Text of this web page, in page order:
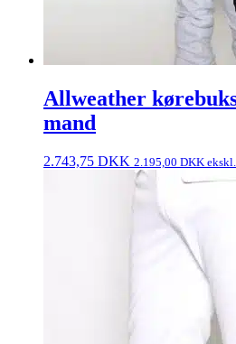
Allweather
mand
2.743,75 DKK 2.195,00 DKK